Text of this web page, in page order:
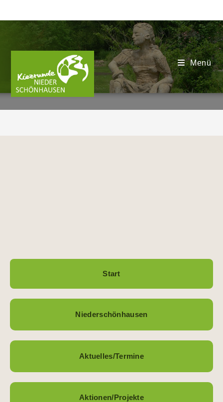
Menü
2024
Start
Niederschönhausen
Aktuelles/Termine
Aktionen/Projekte